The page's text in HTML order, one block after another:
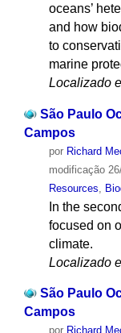
oceans’
and how
to
marine
Localizado
São Paulo
Campos
por Richard
modificação
Resources
In the
focused on
climate.
Localizado
São Paulo
Campos
por Richard